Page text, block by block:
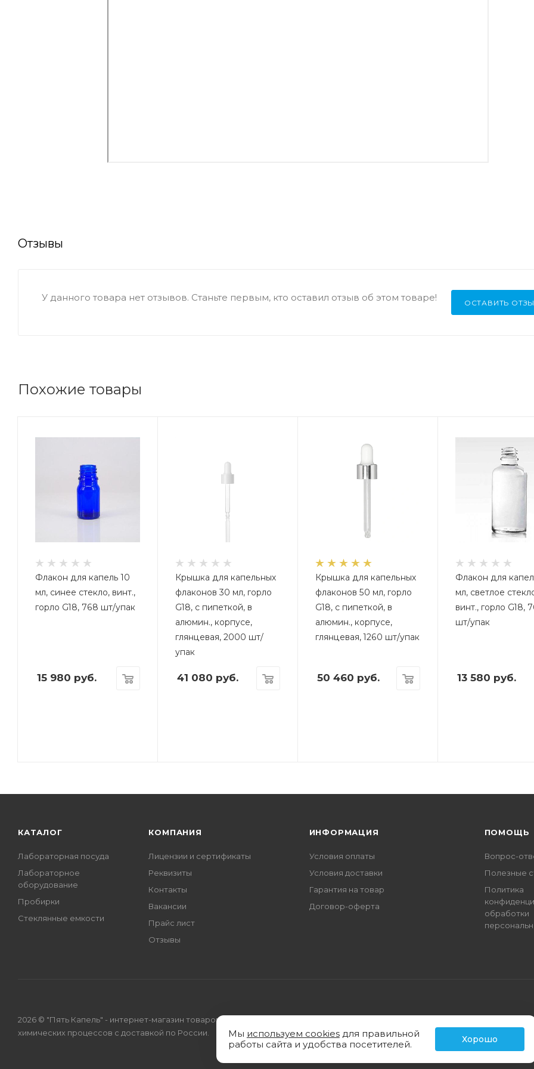
Отзывы
ОСТАВИТЬ
У данного товара нет отзывов. Станьте первым, кто оставил отзыв об этом товаре!
Похожие товары
Флакон для капель 10
мл, синее стекло, винт.,
горло G18, 768 шт/упак
15 980 руб.
Крышка для капельных
флаконов 30 мл, горло
G18, с пипеткой, в
алюмин., корпусе,
глянцевая, 2000 шт/
упак
41 080 руб.
Крышка для капельных
флаконов 50 мл, горло
G18, с пипеткой, в
алюмин., корпусе,
глянцевая, 1260 шт/упак
50 460 руб.
Флакон для
мл, светлое
винт., горло G18,
шт/упак
13 580 руб.
КАТАЛОГ
Лабораторная посуда
Лабораторное
оборудование
Пробирки
Стеклянные емкости
КОМПАНИЯ
Лицензии и сертификаты
Реквизиты
Контакты
Вакансии
Прайс лист
Отзывы
ИНФОРМАЦИЯ
Условия оплаты
Условия доставки
Гарантия на товар
Договор-оферта
ПОМОЩЬ
Вопрос-
Полезные
Политика
обработки
2026 © "Пять Капель" - интернет-магазин товаров для
химических процессов с доставкой по России.
Мы используем cookiesдля правильной
работы сайта и удобства посетителей.
Хорошо